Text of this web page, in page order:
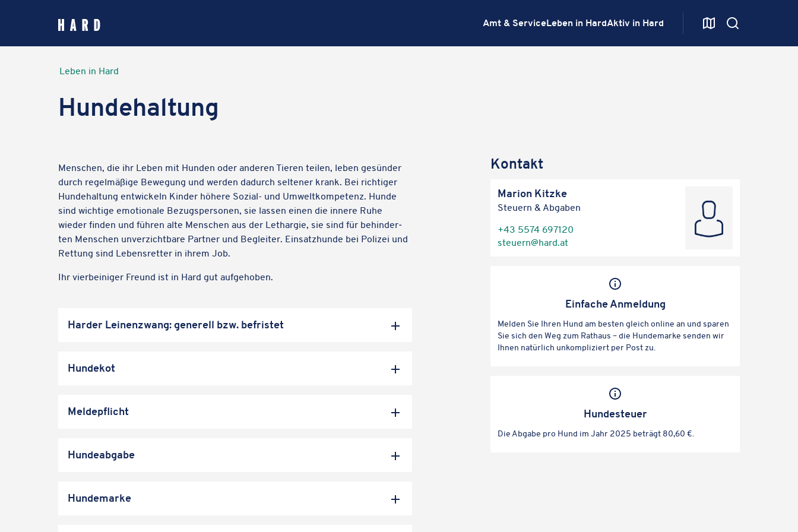
Amt & ServiceLeben in HardAktiv in Hard
Leben in Hard
Hunde­hal­tung
Menschen, die ihr Leben mit Hunden oder anderen Tieren teilen, leben gesün­der
durch regel­mä­ßige Bewe­gung und werden dadurch selte­ner krank. Bei rich­ti­ger
Hunde­hal­tung entwi­ckeln Kinder höhere Sozial- und Umwelt­kom­pe­tenz. Hunde
sind wich­tige emotio­nale Bezugs­per­so­nen, sie lassen einen die innere Ruhe
wieder finden und führen alte Menschen aus der Lethar­gie, sie sind für behin­der­
ten Menschen unver­zicht­bare Partner und Beglei­ter. Einsatz­hunde bei Polizei und
Rettung sind Lebens­ret­ter in ihrem Job.
Ihr vier­bei­ni­ger Freund ist in Hard gut aufgehoben.
Harder Leinen­zwang: gene­rell bzw. befristet
Hundekot
Meldepflicht
Hundeabgabe
Hundemarke
Kontakt
Marion Kitzke
Steuern & Abgaben
+43 5574 697120
steuern@​hard.​at
Einfa­che Anmeldung
Melden Sie Ihren Hund am besten gleich online an und sparen
Sie sich den Weg zum Rathaus – die Hunde­marke senden wir
Ihnen natür­lich unkom­pli­ziert per Post zu.
Hunde­steuer
Die Abgabe pro Hund im Jahr 2025 beträgt 80,60 €.
Kartenansicht